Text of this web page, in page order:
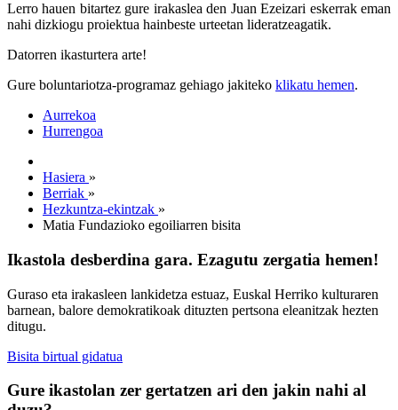
Lerro hauen bitartez gure irakaslea den Juan Ezeizari eskerrak eman
nahi dizkiogu proiektua hainbeste urteetan lideratzeagatik.
Datorren ikasturtera arte!
Gure boluntariotza-programaz gehiago jakiteko klikatu hemen.
Aurrekoa
Hurrengoa
Hasiera »
Berriak »
Hezkuntza-ekintzak »
Matia Fundazioko egoiliarren bisita
Ikastola desberdina gara. Ezagutu zergatia hemen!
Guraso eta irakasleen lankidetza estuaz, Euskal Herriko kulturaren
barnean, balore demokratikoak dituzten pertsona eleanitzak hezten
ditugu.
Bisita birtual gidatua
Gure ikastolan zer gertatzen ari den jakin nahi al